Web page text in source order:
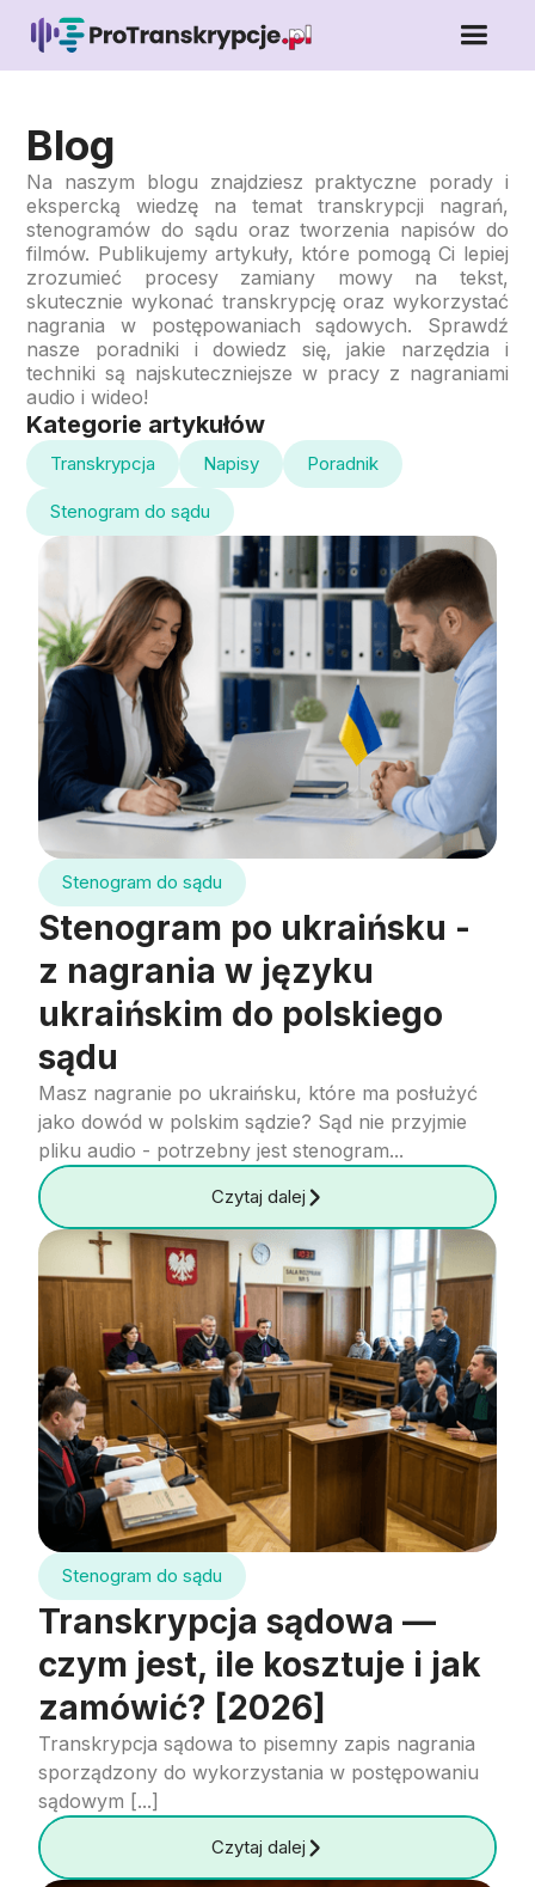
Blog
Na naszym blogu znajdziesz praktyczne porady i
ekspercką wiedzę na temat transkrypcji nagrań,
stenogramów do sądu oraz tworzenia napisów do
filmów. Publikujemy artykuły, które pomogą Ci lepiej
zrozumieć procesy zamiany mowy na tekst,
skutecznie wykonać transkrypcję oraz wykorzystać
nagrania w postępowaniach sądowych. Sprawdź
nasze poradniki i dowiedz się, jakie narzędzia i
techniki są najskuteczniejsze w pracy z nagraniami
audio i wideo!
Kategorie artykułów
Transkrypcja Napisy Poradnik
Stenogram do sądu
Stenogram do sądu
Stenogram po ukraińsku -
z nagrania w języku
ukraińskim do polskiego
sądu
Masz nagranie po ukraińsku, które ma posłużyć
jako dowód w polskim sądzie? Sąd nie przyjmie
pliku audio - potrzebny jest stenogram...
Czytaj dalej
Stenogram do sądu
Transkrypcja sądowa —
czym jest, ile kosztuje i jak
zamówić? [2026]
Transkrypcja sądowa to pisemny zapis nagrania
sporządzony do wykorzystania w postępowaniu
sądowym [...]
Czytaj dalej